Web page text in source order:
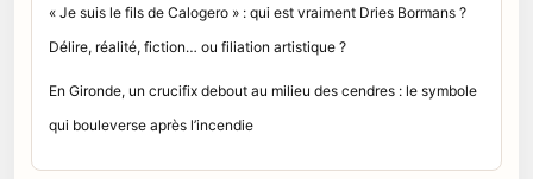
« Je suis le fils de Calogero » : qui est vraiment Dries Bormans ?
Délire, réalité, fiction… ou filiation artistique ?
En Gironde, un crucifix debout au milieu des cendres : le symbole
qui bouleverse après l’incendie